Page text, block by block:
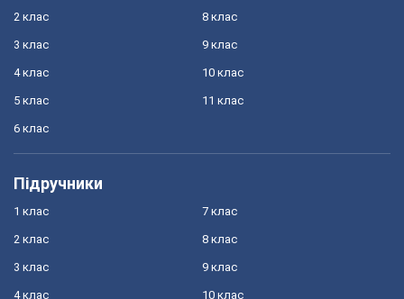
2 клас
3 клас
4 клас
5 клас
6 клас
8 клас
9 клас
10 клас
11 клас
Підручники
1 клас
2 клас
3 клас
4 клас
7 клас
8 клас
9 клас
10 клас